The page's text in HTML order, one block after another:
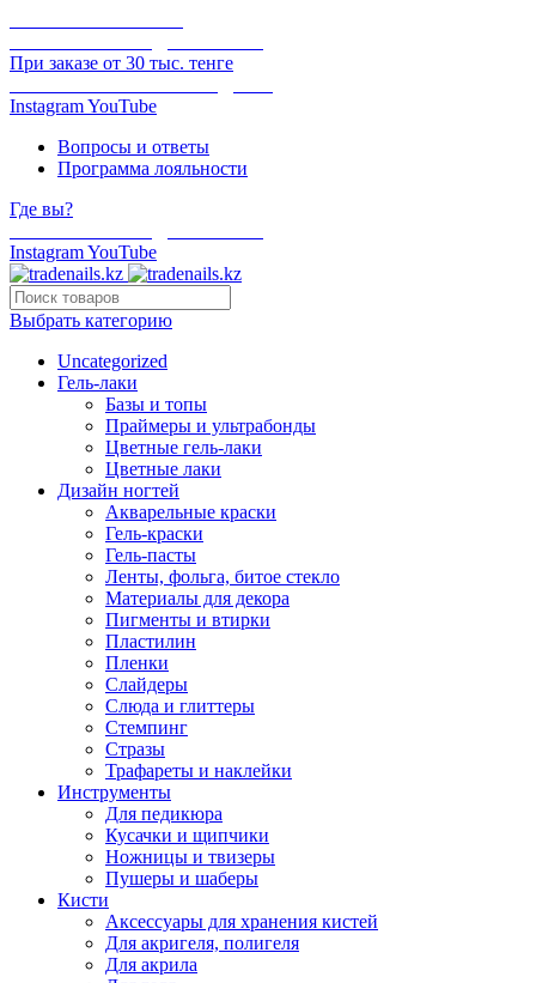
При заказе от 30 тыс. тенге
InstagramYouTube
Вопросы и ответы
Программа лояльности
Где вы?
InstagramYouTube
Выбрать категорию
Uncategorized
Гель-лаки
Базы и топы
Праймеры и ультрабонды
Цветные гель-лаки
Цветные лаки
Дизайн ногтей
Акварельные краски
Гель-краски
Гель-пасты
Ленты, фольга, битое стекло
Материалы для декора
Пигменты и втирки
Пластилин
Пленки
Слайдеры
Слюда и глиттеры
Стемпинг
Стразы
Трафареты и наклейки
Инструменты
Для педикюра
Кусачки и щипчики
Ножницы и твизеры
Пушеры и шаберы
Кисти
Аксессуары для хранения кистей
Для акригеля, полигеля
Для акрила